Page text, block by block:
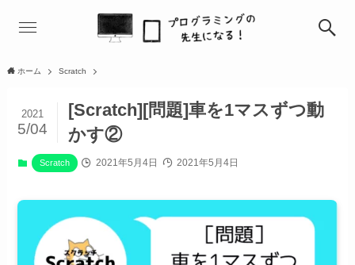
ホーム Scratch
[Scratch][問題]車を1マスずつ動
かす②
2021
5/04
Scratch 2021年5月4日 2021年5月4日